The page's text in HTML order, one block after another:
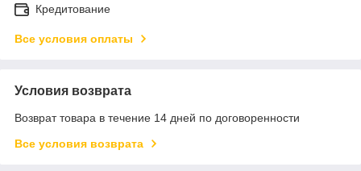
Кредитование
Все условия оплаты
Условия возврата
Возврат товара в течение 14 дней по договоренности
Все условия возврата